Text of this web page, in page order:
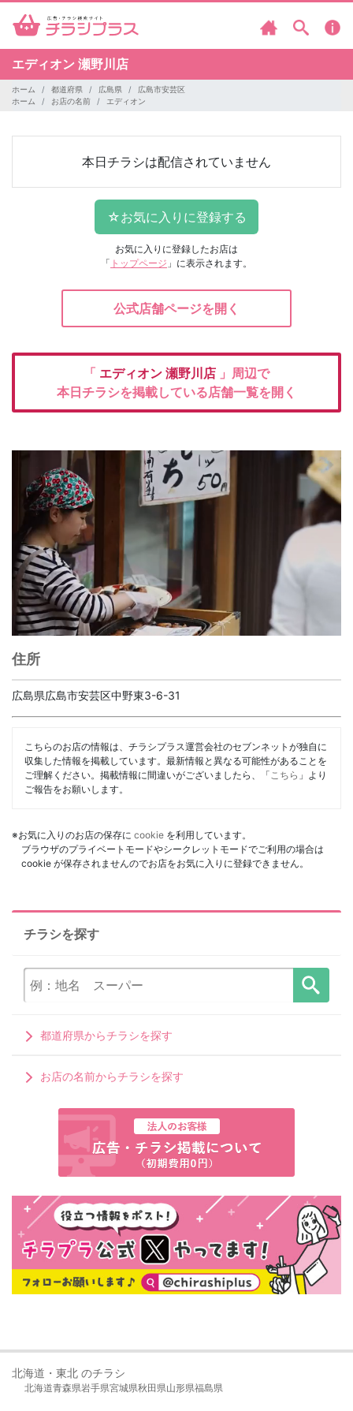
エディオン 瀬野川店
ホーム 都道府県 広島県
広島市安芸区
ホーム
お店の名前 エディオン
本日チラシは配信されていません
お気に入りに登録したお店は
「 トップページ 」に表示されます。
公式店舗ページを開く
「 エディオン 瀬野川店 」周辺で
本日チラシを掲載している店舗一覧を開く
住所
広島県広島市安芸区中野東3-6-31
こちらのお店の情報は、チラシプラス運営会社のセブンネットが独自に
収集した情報を掲載しています。最新情報と異なる可能性があることを
ご理解ください。掲載情報に間違いがございましたら、「 こちら 」より
ご報告をお願いします。
※お気に入りのお店の保存に cookie を利用しています。
ブラウザのプライベートモードやシークレットモードでご利用の場合は
cookie が保存されませんのでお店をお気に入りに登録できません。
チラシを探す
都道府県からチラシを探す
お店の名前からチラシを探す
北海道・東北 のチラシ
北海道青森県岩手県宮城県秋田県山形県福島県